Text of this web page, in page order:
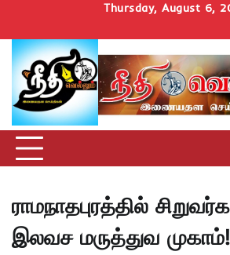
content
Thursday, August 6,
Homeசெய்திகள்
தமிழ்நாடுஅரசியல்
ராமநாதபுரத்தில்
இலவச மருத்துவ